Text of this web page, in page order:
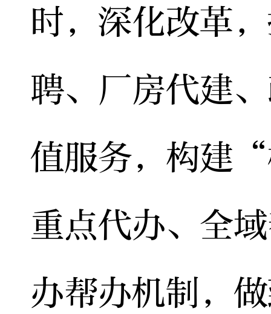
时，深化改革
聘、厂房代建
值服务，构建
重点代办、全
办帮办机制，